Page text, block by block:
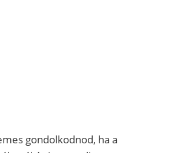
gondolkodnod, ha a